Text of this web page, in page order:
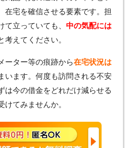
在宅を確信させる要素です。担
立っていても、 中の気配には
考えてください。
ーター等の痕跡から在宅状況は
います。何度も訪問される不安
は今の借金をどれだけ減らせる
てみませんか。